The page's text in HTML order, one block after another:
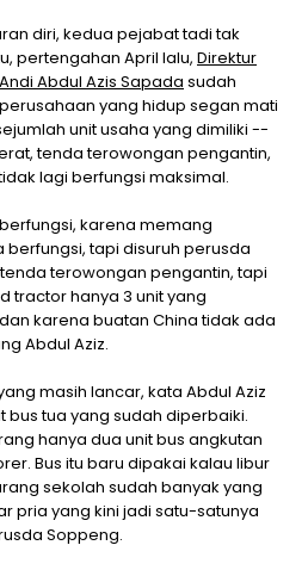
diri, kedua pejabat tadi tak
pertengahan April lalu, Direktur
Abdul Azis Sapada sudah
yang hidup segan mati
unit usaha yang dimiliki --
tenda terowongan pengantin,
lagi berfungsi maksimal.
karena memang
tapi disuruh perusda
terowongan pengantin, tapi
tractor hanya 3 unit yang
karena buatan China tidak ada
Abdul Aziz.
masih lancar, kata Abdul Aziz
bus tua yang sudah diperbaiki.
hanya dua unit bus angkutan
Bus itu baru dipakai kalau libur
sekolah sudah banyak yang
pria yang kini jadi satu-satunya
Soppeng.